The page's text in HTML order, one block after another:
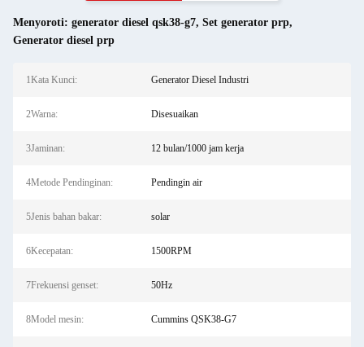
Menyoroti: generator diesel qsk38-g7, Set generator prp,
Generator diesel prp
1Kata Kunci: Generator Diesel Industri
2Warna: Disesuaikan
3Jaminan: 12 bulan/1000 jam kerja
4Metode Pendinginan: Pendingin air
5Jenis bahan bakar: solar
6Kecepatan: 1500RPM
7Frekuensi genset: 50Hz
8Model mesin: Cummins QSK38-G7